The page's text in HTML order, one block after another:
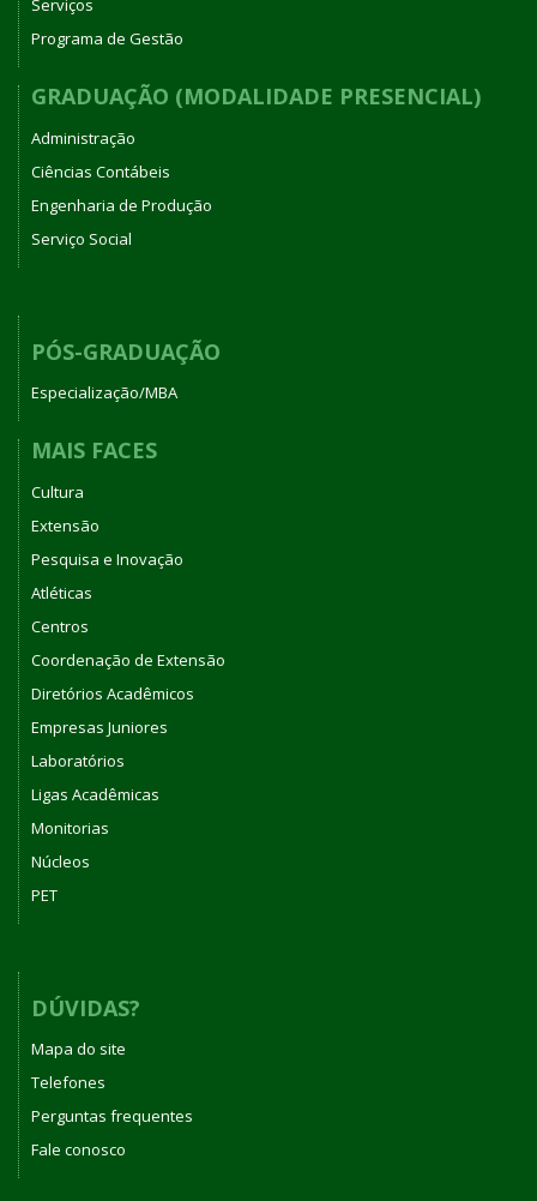
Serviços
Programa de Gestão
GRADUAÇÃO (MODALIDADE PRESENCIAL)
Administração
Ciências Contábeis
Engenharia de Produção
Serviço Social
PÓS-GRADUAÇÃO
Especialização/MBA
MAIS FACES
Cultura
Extensão
Pesquisa e Inovação
Atléticas
Centros
Coordenação de Extensão
Diretórios Acadêmicos
Empresas Juniores
Laboratórios
Ligas Acadêmicas
Monitorias
Núcleos
PET
DÚVIDAS?
Mapa do site
Telefones
Perguntas frequentes
Fale conosco